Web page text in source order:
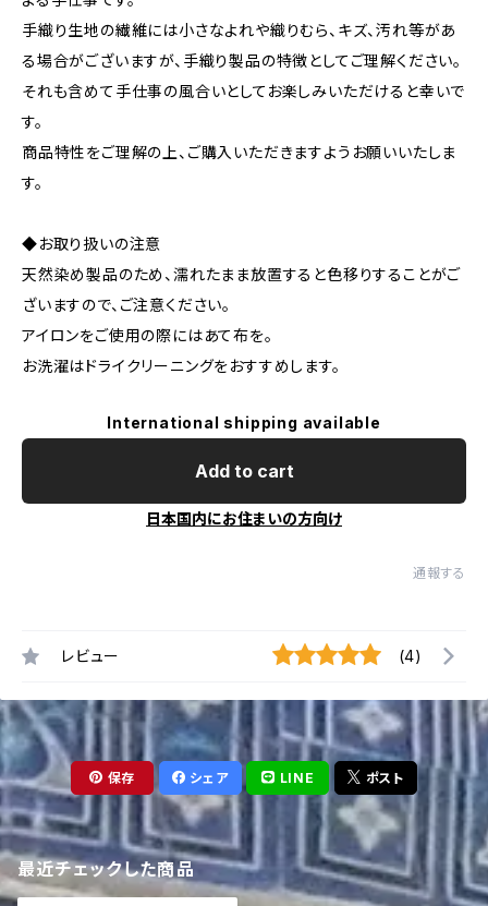
手織り生地の繊維には小さなよれや織りむら、キズ、汚れ等があ
る場合がございますが、手織り製品の特徴としてご理解ください。
それも含めて手仕事の風合いとしてお楽しみいただけると幸いで
す。
商品特性をご理解の上、ご購入いただきますようお願いいたしま
す。
◆お取り扱いの注意
天然染め製品のため、濡れたまま放置すると色移りすることがご
ざいますので、ご注意ください。
アイロンをご使用の際にはあて布を。
お洗濯はドライクリーニングをおすすめします。
International shipping available
Add to cart
日本国内にお住まいの方向け
通報する
レビュー (4)
保存 シェア LINE ポスト
最近チェックした商品